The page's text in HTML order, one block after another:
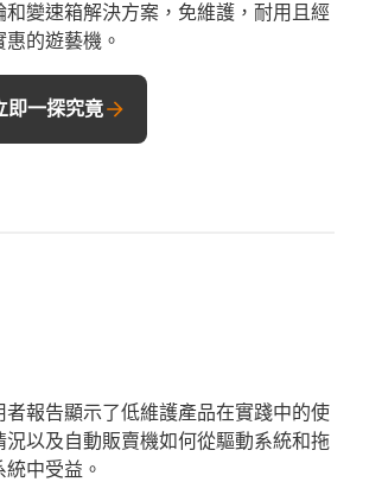
和變速箱解決方案，免維護，耐用且經
惠的遊藝機。
即一探究竟
者報告顯示了低維護產品在實踐中的使
況以及自動販賣機如何從驅動系統和拖
統中受益。